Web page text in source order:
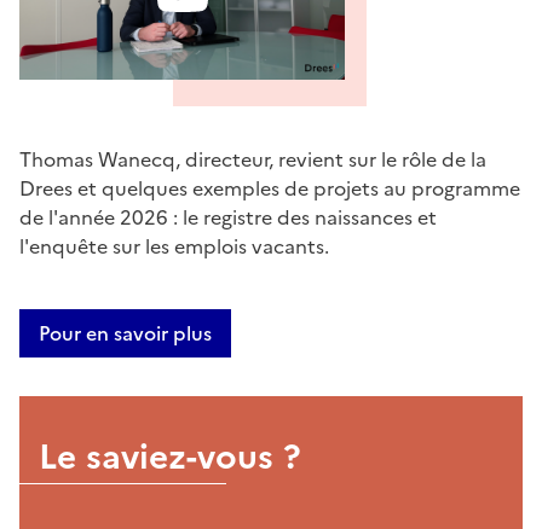
Thomas Wanecq, directeur, revient sur le rôle de la
Drees et quelques exemples de projets au programme
de l'année 2026 : le registre des naissances et
l'enquête sur les emplois vacants.
Pour en savoir plus
Le saviez-vous ?